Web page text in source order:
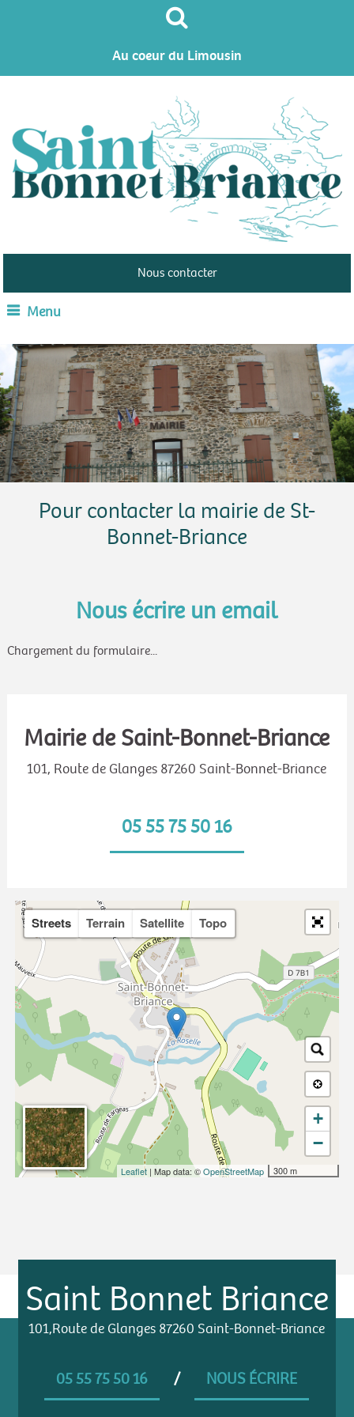
Au coeur du Limousin
Nous contacter
Menu
Pour contacter la mairie de St-
Bonnet-Briance
Nous écrire un email
Chargement du formulaire...
Mairie de Saint-Bonnet-Briance
101, Route de Glanges 87260 Saint-Bonnet-Briance
05 55 75 50 16
Streets Terrain Satellite Topo
+
−
300 m
Leaflet | Map data: ©OpenStreetMap
Saint Bonnet Briance
101,Route de Glanges 87260 Saint-Bonnet-Briance
05 55 75 50 16 / NOUS ÉCRIRE